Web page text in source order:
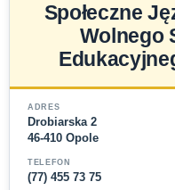
Społeczne
Wolnego
ADRES
Drobiarska 2
46-410 Opole
TELEFON
(77) 455 73 75